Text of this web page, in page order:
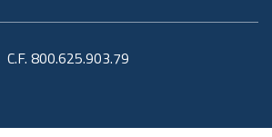
C.F. 800.625.903.79